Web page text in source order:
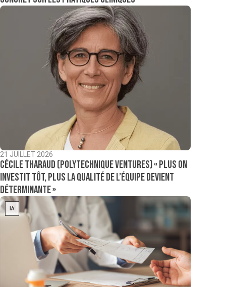
21 JUILLET 2026
Cécile Tharaud (Polytechnique Ventures) « Plus on
investit tôt, plus la qualité de l’équipe devient
déterminante »
IA